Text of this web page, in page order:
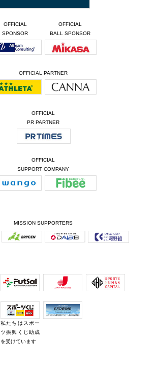
OFFICIAL
SPONSOR
OFFICIAL
BALL SPONSOR
OFFICIAL PARTNER
OFFICIAL
PR PARTNER
OFFICIAL
SUPPORT COMPANY
MISSION SUPPORTERS
私たちはスポー
ツ振興くじ助成
を受けています